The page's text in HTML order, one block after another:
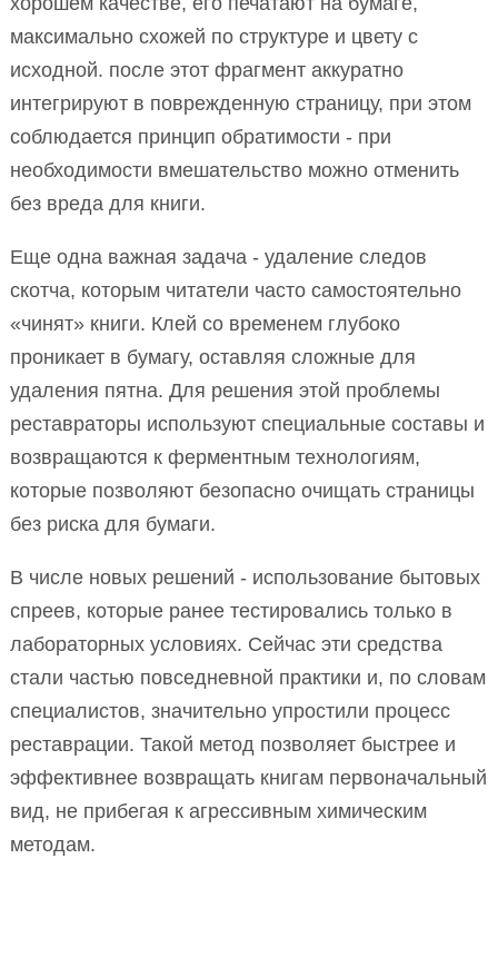
максимально схожей по структуре и цвету с
исходной. после этот фрагмент аккуратно
интегрируют в поврежденную страницу, при этом
соблюдается принцип обратимости - при
необходимости вмешательство можно отменить
без вреда для книги.
Еще одна важная задача - удаление следов
скотча, которым читатели часто самостоятельно
«чинят» книги. Клей со временем глубоко
проникает в бумагу, оставляя сложные для
удаления пятна. Для решения этой проблемы
реставраторы используют специальные составы и
возвращаются к ферментным технологиям,
которые позволяют безопасно очищать страницы
без риска для бумаги.
В числе новых решений - использование бытовых
спреев, которые ранее тестировались только в
лабораторных условиях. Сейчас эти средства
стали частью повседневной практики и, по словам
специалистов, значительно упростили процесс
реставрации. Такой метод позволяет быстрее и
эффективнее возвращать книгам первоначальный
вид, не прибегая к агрессивным химическим
методам.